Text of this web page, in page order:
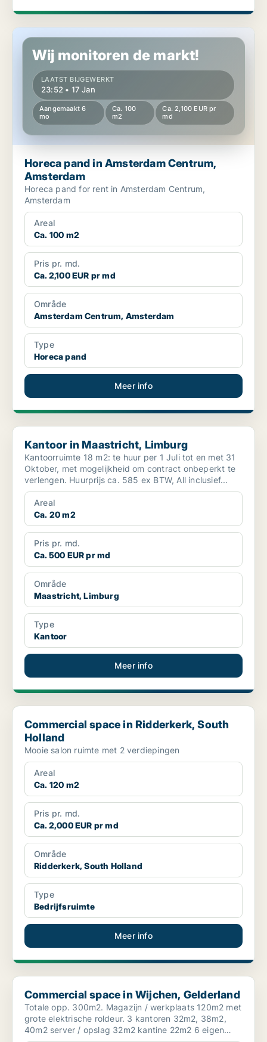
Horeca pand in Amsterdam Centrum, Amsterdam
Wij monitoren de markt!
LAATST BIJGEWERKT
23:52 • 17 Jan
Aangemaakt 6
mo
Ca. 100
m2
Ca. 2,100 EUR pr
md
Horeca pand in Amsterdam Centrum,
Amsterdam
Horeca pand for rent in Amsterdam Centrum,
Amsterdam
Areal
Ca. 100 m2
Pris pr. md.
Ca. 2,100 EUR pr md
Område
Amsterdam Centrum, Amsterdam
Type
Horeca pand
Meer info
Kantoor in Maastricht, Limburg
Kantoor in Maastricht, Limburg
Kantoorruimte 18 m2: te huur per 1 Juli tot en met 31
Oktober, met mogelijkheid om contract onbeperkt te
verlengen. Huurprijs ca. 585 ex BTW, All inclusief...
Areal
Ca. 20 m2
Pris pr. md.
Ca. 500 EUR pr md
Område
Maastricht, Limburg
Type
Kantoor
Meer info
Commercial space in Ridderkerk, South Holland
Commercial space in Ridderkerk, South
Holland
Mooie salon ruimte met 2 verdiepingen
Areal
Ca. 120 m2
Pris pr. md.
Ca. 2,000 EUR pr md
Område
Ridderkerk, South Holland
Type
Bedrijfsruimte
Meer info
Commercial space in Wijchen, Gelderland
Commercial space in Wijchen, Gelderland
Totale opp. 300m2. Magazijn / werkplaats 120m2 met
grote elektrische roldeur. 3 kantoren 32m2, 38m2,
40m2 server / opslag 32m2 kantine 22m2 6 eigen